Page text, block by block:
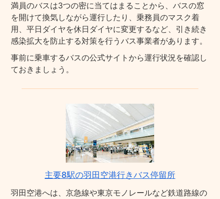
満員のバスは3つの密に当てはまることから、バスの窓
を開けて換気しながら運行したり、乗務員のマスク着
用、平日ダイヤを休日ダイヤに変更するなど、引き続き
感染拡大を防止する対策を行うバス事業者があります。
事前に乗車するバスの公式サイトから運行状況を確認し
ておきましょう。
主要8駅の羽田空港行きバス停留所
羽田空港へは、京急線や東京モノレールなど鉄道路線の